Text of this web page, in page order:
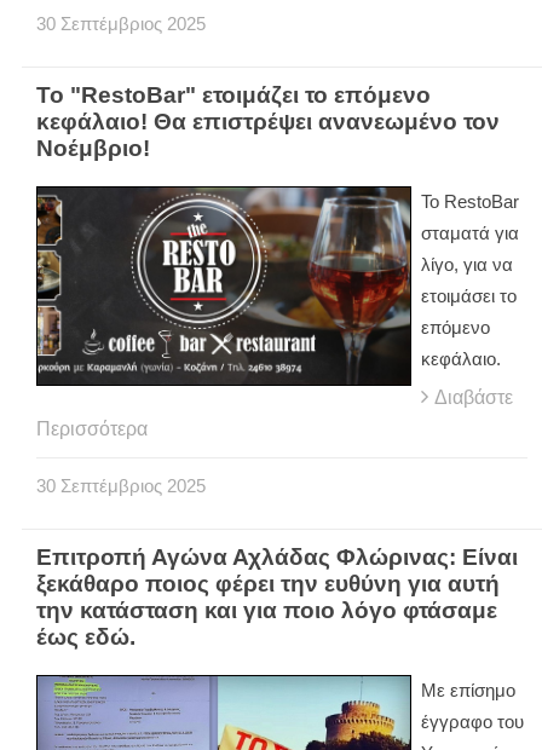
30 Σεπτέμβριος 2025
Το "RestoBar" ετοιμάζει το επόμενο
κεφάλαιο! Θα επιστρέψει ανανεωμένο τον
Νοέμβριο!
Το RestoBar
σταματά για
λίγο, για να
ετοιμάσει το
επόμενο
κεφάλαιο.
Διαβάστε
Περισσότερα
30 Σεπτέμβριος 2025
Επιτροπή Αγώνα Αχλάδας Φλώρινας: Είναι
ξεκάθαρο ποιος φέρει την ευθύνη για αυτή
την κατάσταση και για ποιο λόγο φτάσαμε
έως εδώ.
Με επίσημο
έγγραφο του